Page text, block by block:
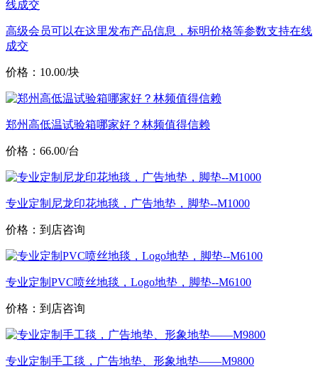
高级会员可以在这里发布产品信息，标明价格等参数支持在线
成交
价格：10.00/块
郑州高低温试验箱哪家好？林频值得信赖
价格：66.00/台
专业定制尼龙印花地毯，广告地垫，脚垫--M1000
价格：到店咨询
专业定制PVC喷丝地毯，Logo地垫，脚垫--M6100
价格：到店咨询
专业定制手工毯，广告地垫、形象地垫——M9800